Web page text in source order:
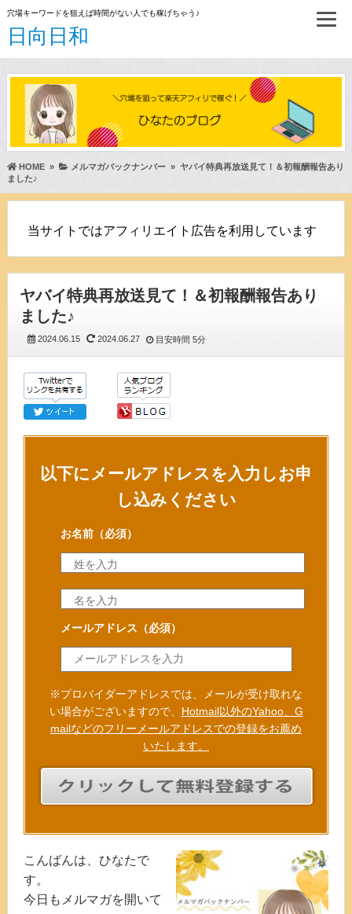
穴場キーワードを狙えば時間がない人でも稼げちゃう♪
日向日和
HOME» メルマガバックナンバー» ヤバイ特典再放送見て！＆初報酬報告あり
ました♪
当サイトではアフィリエイト広告を利用しています
ヤバイ特典再放送見て！＆初報酬報告あり
ました♪
2024.06.15 2024.06.27 目安時間 5分
以下にメールアドレスを入力しお申
し込みください
お名前（必須）
メールアドレス （必須）
※プロバイダーアドレスでは、メールが受け取れな
い場合がございますので、 Hotmail以外のYahoo、G
mailなどのフリーメールアドレスでの登録をお薦め
いたします。
こんばんは、ひなたで
す。
今日もメルマガを開いて